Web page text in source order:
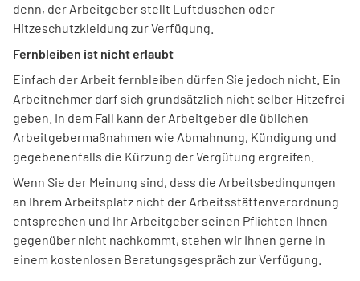
denn, der Arbeitgeber stellt Luftduschen oder
Hitzeschutzkleidung zur Verfügung.
Fernbleiben ist nicht erlaubt
Einfach der Arbeit fernbleiben dürfen Sie jedoch nicht. Ein
Arbeitnehmer darf sich grundsätzlich nicht selber Hitzefrei
geben. In dem Fall kann der Arbeitgeber die üblichen
Arbeitgebermaßnahmen wie Abmahnung, Kündigung und
gegebenenfalls die Kürzung der Vergütung ergreifen.
Wenn Sie der Meinung sind, dass die Arbeitsbedingungen
an Ihrem Arbeitsplatz nicht der Arbeitsstättenverordnung
entsprechen und Ihr Arbeitgeber seinen Pflichten Ihnen
gegenüber nicht nachkommt, stehen wir Ihnen gerne in
einem kostenlosen Beratungsgespräch zur Verfügung.